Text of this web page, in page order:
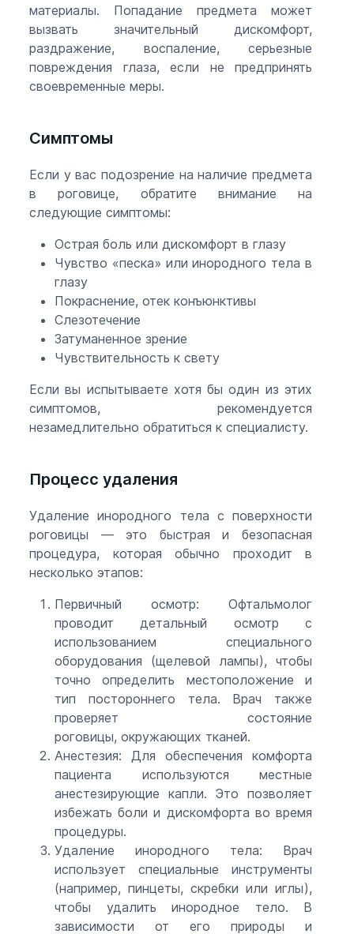
материалы. Попадание предмета может
вызвать значительный дискомфорт,
раздражение, воспаление, серьезные
повреждения глаза, если не предпринять
своевременные меры.
Симптомы
Если у вас подозрение на наличие предмета
в роговице, обратите внимание на
следующие симптомы:
Острая боль или дискомфорт в глазу
Чувство «песка» или инородного тела в
глазу
Покраснение, отек конъюнктивы
Слезотечение
Затуманенное зрение
Чувствительность к свету
Если вы испытываете хотя бы один из этих
симптомов, рекомендуется
незамедлительно обратиться к специалисту.
Процесс удаления
Удаление инородного тела с поверхности
роговицы — это быстрая и безопасная
процедура, которая обычно проходит в
несколько этапов:
Первичный осмотр: Офтальмолог
проводит детальный осмотр с
использованием специального
оборудования (щелевой лампы), чтобы
точно определить местоположение и
тип постороннего тела. Врач также
проверяет состояние
роговицы, окружающих тканей.
Анестезия: Для обеспечения комфорта
пациента используются местные
анестезирующие капли. Это позволяет
избежать боли и дискомфорта во время
процедуры.
Удаление инородного тела: Врач
использует специальные инструменты
(например, пинцеты, скребки или иглы),
чтобы удалить инородное тело. В
зависимости от его природы и